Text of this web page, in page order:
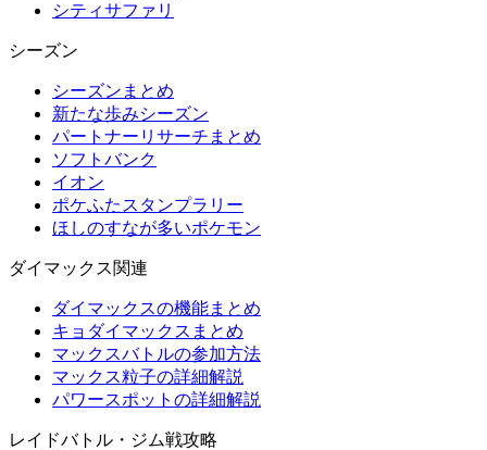
シティサファリ
シーズン
シーズンまとめ
新たな歩みシーズン
パートナーリサーチまとめ
ソフトバンク
イオン
ポケふたスタンプラリー
ほしのすなが多いポケモン
ダイマックス関連
ダイマックスの機能まとめ
キョダイマックスまとめ
マックスバトルの参加方法
マックス粒子の詳細解説
パワースポットの詳細解説
レイドバトル・ジム戦攻略